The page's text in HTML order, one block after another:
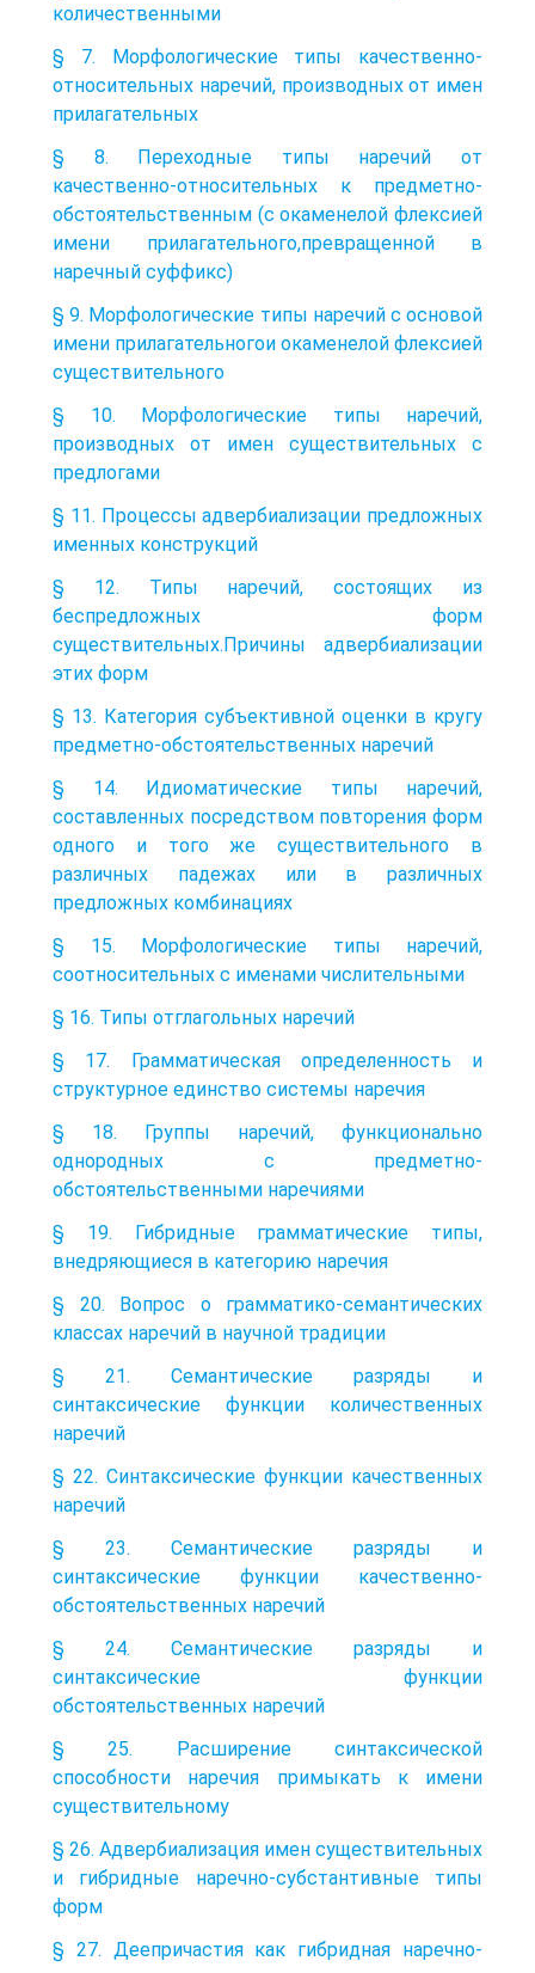
количественными
§ 7. Морфологические типы качественно-
относительных наречий, производных от имен
прилагательных
§ 8. Переходные типы наречий от
качественно-относительных к предметно-
обстоятельственным (с окаменелой флексией
имени прилагательного,превращенной в
наречный суффикс)
§ 9. Морфологические типы наречий с основой
имени прилагательногои окаменелой флексией
существительного
§ 10. Морфологические типы наречий,
производных от имен существительных с
предлогами
§ 11. Процессы адвербиализации предложных
именных конструкций
§ 12. Типы наречий, состоящих из
беспредложных форм
существительных.Причины адвербиализации
этих форм
§ 13. Категория субъективной оценки в кругу
предметно-обстоятельственных наречий
§ 14. Идиоматические типы наречий,
составленных посредством повторения форм
одного и того же существительного в
различных падежах или в различных
предложных комбинациях
§ 15. Морфологические типы наречий,
соотносительных с именами числительными
§ 16. Типы отглагольных наречий
§ 17. Грамматическая определенность и
структурное единство системы наречия
§ 18. Группы наречий, функционально
однородных с предметно-
обстоятельственными наречиями
§ 19. Гибридные грамматические типы,
внедряющиеся в категорию наречия
§ 20. Вопрос о грамматико-семантических
классах наречий в научной традиции
§ 21. Семантические разряды и
синтаксические функции количественных
наречий
§ 22. Синтаксические функции качественных
наречий
§ 23. Семантические разряды и
синтаксические функции качественно-
обстоятельственных наречий
§ 24. Семантические разряды и
синтаксические функции
обстоятельственных наречий
§ 25. Расширение синтаксической
способности наречия примыкать к имени
существительному
§ 26. Адвербиализация имен существительных
и гибридные наречно-субстантивные типы
форм
§ 27. Деепричастия как гибридная наречно-